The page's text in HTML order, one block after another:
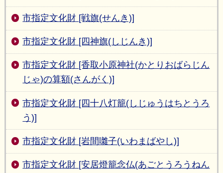
市指定文化財 [戦旗(せんき)]
市指定文化財 [四神旗(しじんき)]
市指定文化財 [香取小原神社(かとりおばらじん
じゃ)の算額(さんがく)]
市指定文化財 [四十八灯籠(しじゅうはちとうろ
う)]
市指定文化財 [岩間囃子(いわまばやし)]
市指定文化財 [安居燈籠念仏(あごとうろうねん